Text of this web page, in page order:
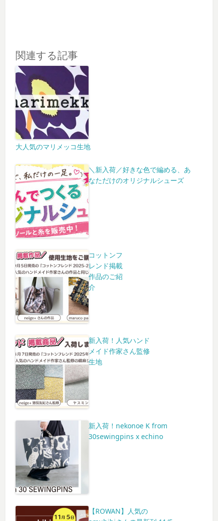
関連する記事
大人気のマリメッコ生地
＼新入荷／好きな色で編める、あ
なただけのオリジナルシューズ
コットンフ
レンド掲載
作品のご紹
介
新入荷！人気ハンド
メイド作家さん監修
生地
新入荷！nekonoe K from
30sewingpins x echino
【ROWAN】人気の